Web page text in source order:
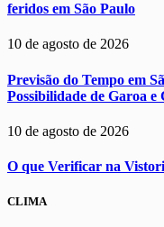
feridos em São Paulo
10 de agosto de 2026
Previsão do Tempo em
Possibilidade de Garoa e
10 de agosto de 2026
O que Verificar na
CLIMA